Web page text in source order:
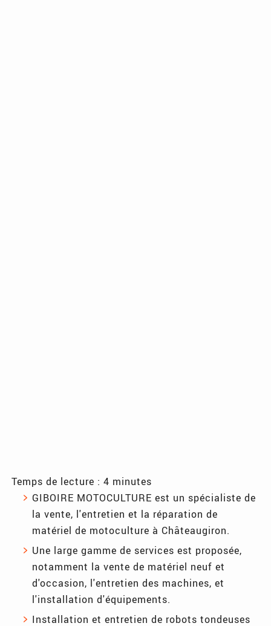
Temps de lecture : 4 minutes
GIBOIRE MOTOCULTURE est un spécialiste de
la vente, l'entretien et la réparation de
matériel de motoculture à Châteaugiron.
Une large gamme de services est proposée,
notamment la vente de matériel neuf et
d'occasion, l'entretien des machines, et
l'installation d'équipements.
Installation et entretien de robots tondeuses